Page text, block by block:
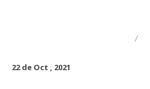
22 de Oct , 2021